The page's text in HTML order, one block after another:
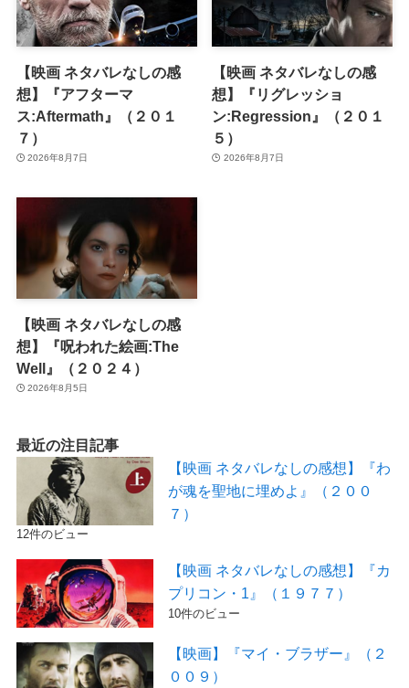
【映画 ネタバレなしの感
想】『アフターマ
ス:Aftermath』（２０１
７）
2026年8月7日
【映画 ネタバレなしの感
想】『リグレッショ
ン:Regression』（２０１
５）
2026年8月7日
【映画 ネタバレなしの感
想】『呪われた絵画:The
Well』（２０２４）
2026年8月5日
最近の注目記事
【映画 ネタバレなしの感想】『わ
が魂を聖地に埋めよ』（２００
７）
12件のビュー
【映画 ネタバレなしの感想】『カ
プリコン・1』（１９７７）
10件のビュー
【映画】『マイ・ブラザー』（２
００９）